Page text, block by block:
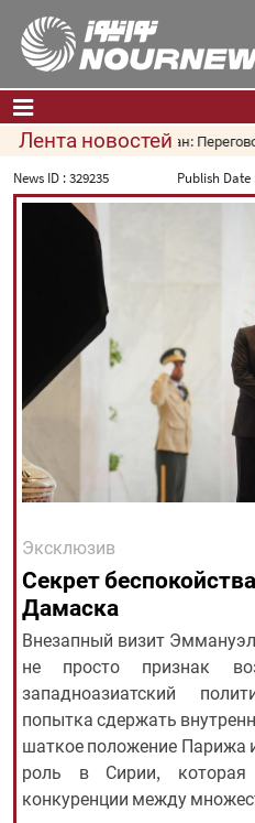
Главная|Контакты|О
Новости
Культура и общество
Экономика
Политика
взгляд
Мультимедиа
فارسی English العربیه
русский 中文
All rights reserved for
Copyright © 2021
Лента новостейОман: Переговоры
News ID :329235 Publish
Эксклюзив
Секрет
Дамаска
Внезапный визит
не просто признак
западноазиатский
попытка сдержать
шаткое положение Парижа
роль в Сирии, которая
конкуренции между